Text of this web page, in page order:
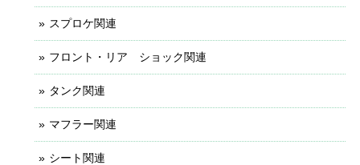
スプロケ関連
フロント・リア ショック関連
タンク関連
マフラー関連
シート関連